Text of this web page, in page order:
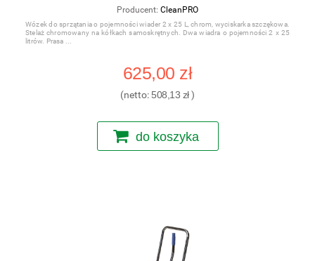
Producent: CleanPRO
Wózek do sprzątania o pojemności wiader 2 x 25 L, chrom, wyciskarka szczękowa.
Stelaż chromowany na kółkach samoskrętnych. Dwa wiadra o pojemności 2 x 25
litrów. Prasa
625,00 zł
(netto: 508,13 zł)
do koszyka